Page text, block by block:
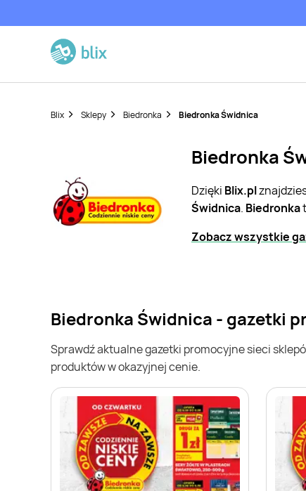
Blix Sklepy Biedronka Biedronka Świdnica
Biedronka
Dzięki Blix.pl
Świdnica. Biedronka
Zobacz wszystkie
Biedronka Świdnica - gazetki
Sprawdź aktualne gazetki promocyjne sieci
produktów w okazyjnej cenie.